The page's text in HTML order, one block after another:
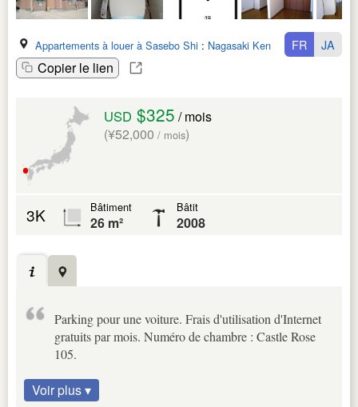
Appartements à louer à Sasebo Shi : Nagasaki Ken
Copier le lien
FR JA
USD $325 / mois
(¥52,000 / mois)
3K Bâtiment
26 m²
Bâtit
2008
Parking pour une voiture. Frais d'utilisation d'Internet
gratuits par mois. Numéro de chambre : Castle Rose
105.
Voir plus ▾